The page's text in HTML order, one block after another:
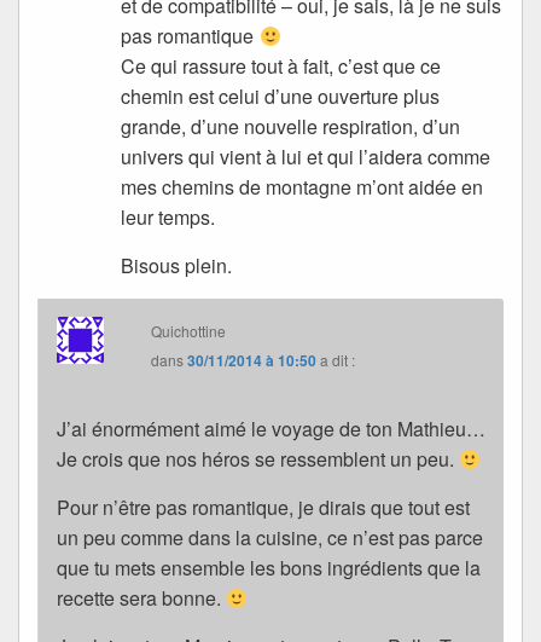
pas romantique
Ce qui rassure tout à fait, c’est que ce
chemin est celui d’une ouverture plus
grande, d’une nouvelle respiration, d’un
univers qui vient à lui et qui l’aidera comme
mes chemins de montagne m’ont aidée en
leur temps.
Bisous plein.
Quichottine
dans30/11/2014 à 10:50a dit :
J’ai énormément aimé le voyage de ton Mathieu…
Je crois que nos héros se ressemblent un peu.
Pour n’être pas romantique, je dirais que tout est
un peu comme dans la cuisine, ce n’est pas parce
que tu mets ensemble les bons ingrédients que la
recette sera bonne.